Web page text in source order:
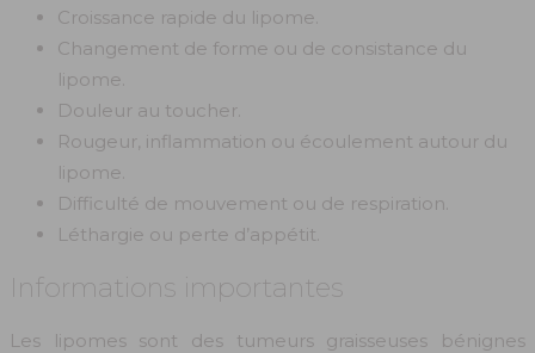
Croissance rapide du lipome.
Changement de forme ou de consistance du
lipome.
Douleur au toucher.
Rougeur, inflammation ou écoulement autour du
lipome.
Difficulté de mouvement ou de respiration.
Léthargie ou perte d’appétit.
Informations importantes
Les lipomes sont des tumeurs graisseuses bénignes